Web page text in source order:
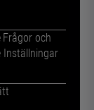
Frågor och
Inställningar